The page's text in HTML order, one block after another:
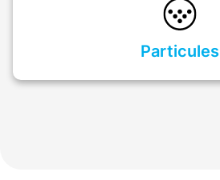
Particules